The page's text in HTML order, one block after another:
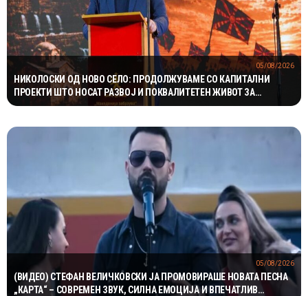
НИКОЛОСКИ ОД НОВО СЕЛО: ПРОДОЛЖУВАМЕ СО КАПИТАЛНИ
ПРОЕКТИ ШТО НОСАТ РАЗВОЈ И ПОКВАЛИТЕТЕН ЖИВОТ ЗА
ГРАЃАНИТЕ
05/08/2026
(ВИДЕО) СТЕФАН ВЕЛИЧКОВСКИ ЈА ПРОМОВИРАШЕ НОВАТА ПЕСНА
„КАРТА“ – СОВРЕМЕН ЗВУК, СИЛНА ЕМОЦИЈА И ВПЕЧАТЛИВ
05/08/2026